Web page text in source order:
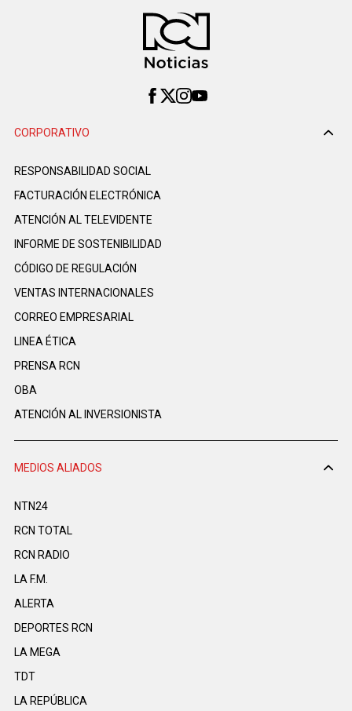
CORPORATIVO
RESPONSABILIDAD SOCIAL
FACTURACIÓN ELECTRÓNICA
ATENCIÓN AL TELEVIDENTE
INFORME DE SOSTENIBILIDAD
CÓDIGO DE REGULACIÓN
VENTAS INTERNACIONALES
CORREO EMPRESARIAL
LINEA ÉTICA
PRENSA RCN
OBA
ATENCIÓN AL INVERSIONISTA
MEDIOS ALIADOS
NTN24
RCN TOTAL
RCN RADIO
LA F.M.
ALERTA
DEPORTES RCN
LA MEGA
TDT
LA REPÚBLICA